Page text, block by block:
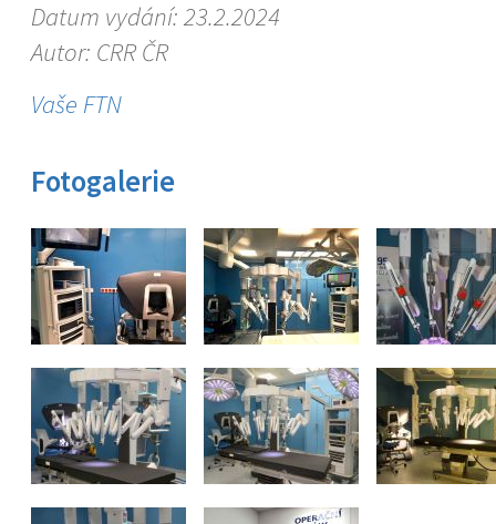
Datum vydání: 23.2.2024
Autor: CRR ČR
Vaše FTN
Fotogalerie